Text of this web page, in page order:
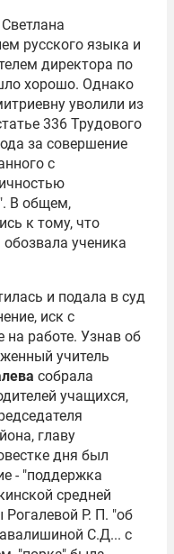
русского языка и
директора по
хорошо. Однако
уволили из
336 Трудового
за совершение
с
В общем,
к тому, что
ученика
и подала в суд
иск с
на работе. Узнав об
учитель
собрала
учащихся,
главу
дня был
- "поддержка
средней
Р. П. "об
С.Д... с